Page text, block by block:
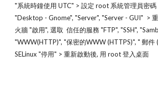
"系統時鐘使用 UTC" > 設定 root 系統管理員密碼
"Desktop - Gnome", "Server", "Server - GUI"  >
火牆 "啟用", 選取  信任的服務 "FTP", "SSH",
"WWW(HTTP)", "保密的WWW (HTTPS)", " 郵件
SELinux "停用" > 重新啟動後, 用 root 登入桌面